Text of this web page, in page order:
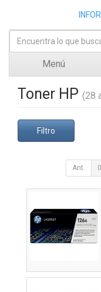
Menú
Toner HP (28
Filtro
Ant.